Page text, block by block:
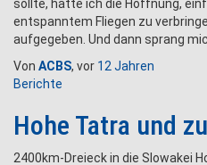
sollte, hatte ich die Hoffnung,
entspanntem Fliegen zu
aufgegeben. Und dann sprang
Von ACBS, vor 12 Jahren
Berichte
Hohe Tatra und
2400km-Dreieck in die Slowakei